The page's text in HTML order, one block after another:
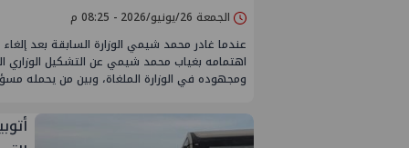
الجمعة 26/يونيو/2026 - 08:25 م
عندما غادر محمد شيمي الوزارة السابقة بعد إلغاء
اهتمامه بغياب محمد شيمي عن التشكيل الوزاري
ومجهوده في الوزارة الملغاة، وبين من يحمله